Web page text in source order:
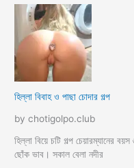
হিল্লা বিবাহ ও পাছা চোদার গল্প
by chotigolpo.club
হিল্লা বিয়ে চটি গল্প চেয়ারম্যানের
ছোঁক ভাব। সকাল বেলা নদীর